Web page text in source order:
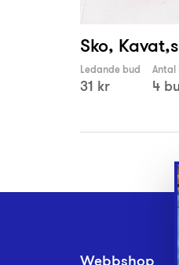
Sko,
Ledande bud
31 kr
Antal
4